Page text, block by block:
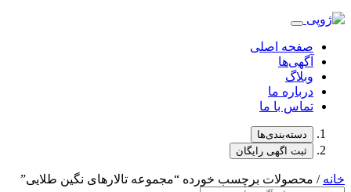
صفحه اصلی
آگهی‌ها
وبلاگ
درباره ما
تماس با ما
دسته‌بندی‌ها
ثبت اگهی رایگان
خانه / محصولات برچسب خورده “مجموعه تالارهای نگین طلایی”